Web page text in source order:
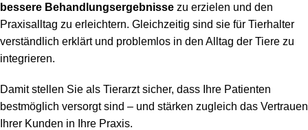
bessere Behandlungsergebnisse zu erzielen und den
Praxisalltag zu erleichtern. Gleichzeitig sind sie für Tierhalter
verständlich erklärt und problemlos in den Alltag der Tiere zu
integrieren.
Damit stellen Sie als Tierarzt sicher, dass Ihre Patienten
bestmöglich versorgt sind – und stärken zugleich das Vertrauen
Ihrer Kunden in Ihre Praxis.